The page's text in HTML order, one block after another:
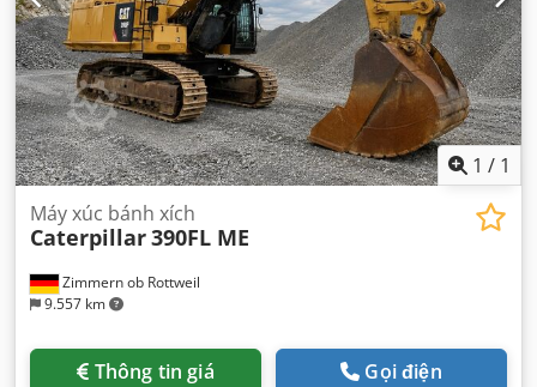
1 / 1
Zimmern ob Rottweil
9.557 km
Máy xúc bánh xích
Caterpillar390FL ME
Thông tin giá Gọi điện